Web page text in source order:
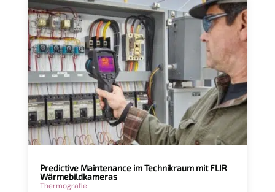
Predictive Maintenance im Technikraum mit FLIR
Wärmebildkameras
Thermografie